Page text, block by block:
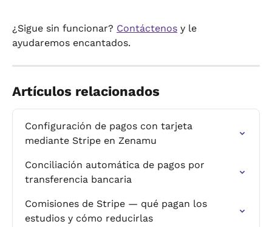
¿Sigue sin funcionar? Contáctenos y le
ayudaremos encantados.
Artículos relacionados
Configuración de pagos con tarjeta
mediante Stripe en Zenamu
Conciliación automática de pagos por
transferencia bancaria
Comisiones de Stripe — qué pagan los
estudios y cómo reducirlas